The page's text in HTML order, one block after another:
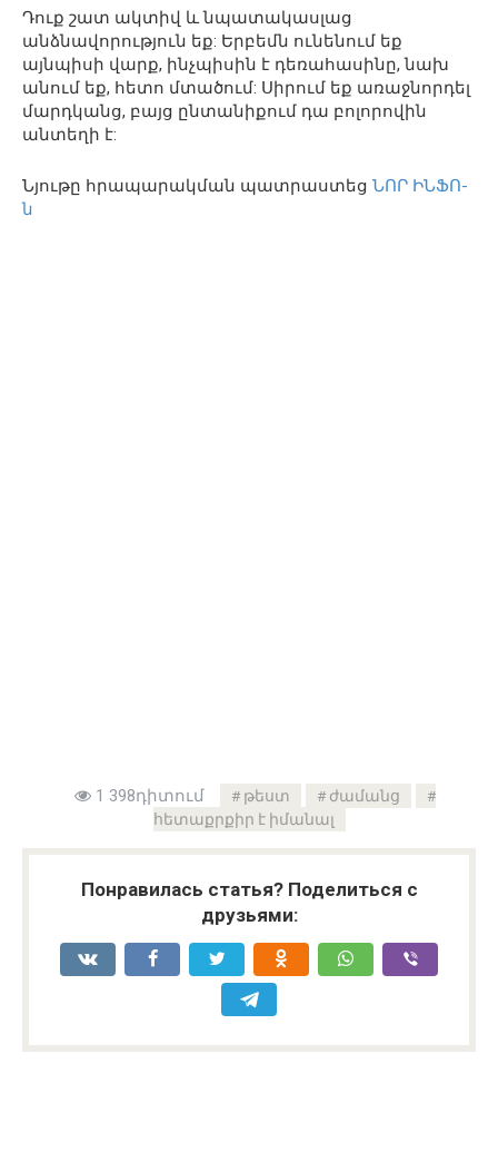
Դուք շատ ակտիվ և նպատակասլաց
անձնավորություն եք: Երբեմն ունենում եք
այնպիսի վարք, ինչպիսին է դեռահասինը, նախ
անում եք, հետո մտածում: Սիրում եք առաջնորդել
մարդկանց, բայց ընտանիքում դա բոլորովին
անտեղի է:
Նյութը հրապարակման պատրաստեց ՆՈՐ ԻՆՖՈ-
ն
1 398դիտում թեստ
ժամանց
հետաքրքիր է իմանալ
Понравилась статья? Поделиться с
друзьями: